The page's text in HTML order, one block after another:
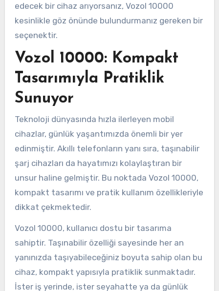
edecek bir cihaz arıyorsanız, Vozol 10000
kesinlikle göz önünde bulundurmanız gereken bir
seçenektir.
Vozol 10000: Kompakt
Tasarımıyla Pratiklik
Sunuyor
Teknoloji dünyasında hızla ilerleyen mobil
cihazlar, günlük yaşantımızda önemli bir yer
edinmiştir. Akıllı telefonların yanı sıra, taşınabilir
şarj cihazları da hayatımızı kolaylaştıran bir
unsur haline gelmiştir. Bu noktada Vozol 10000,
kompakt tasarımı ve pratik kullanım özellikleriyle
dikkat çekmektedir.
Vozol 10000, kullanıcı dostu bir tasarıma
sahiptir. Taşınabilir özelliği sayesinde her an
yanınızda taşıyabileceğiniz boyuta sahip olan bu
cihaz, kompakt yapısıyla pratiklik sunmaktadır.
İster iş yerinde, ister seyahatte ya da günlük